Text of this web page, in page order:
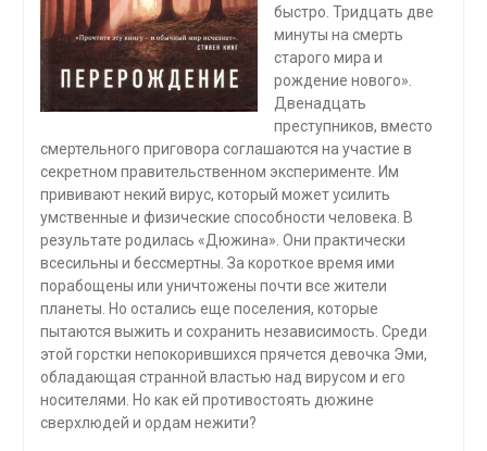
быстро. Тридцать две
минуты на смерть
старого мира и
рождение нового».
Двенадцать
преступников, вместо
смертельного приговора соглашаются на участие в
секретном правительственном эксперименте. Им
прививают некий вирус, который может усилить
умственные и физические способности человека. В
результате родилась «Дюжина». Они практически
всесильны и бессмертны. За короткое время ими
порабощены или уничтожены почти все жители
планеты. Но остались еще поселения, которые
пытаются выжить и сохранить независимость. Среди
этой горстки непокорившихся прячется девочка Эми,
обладающая странной властью над вирусом и его
носителями. Но как ей противостоять дюжине
сверхлюдей и ордам нежити?